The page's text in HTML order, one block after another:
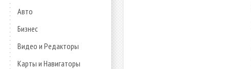
Авто
Бизнес
Видео и Редакторы
Карты и Навигаторы